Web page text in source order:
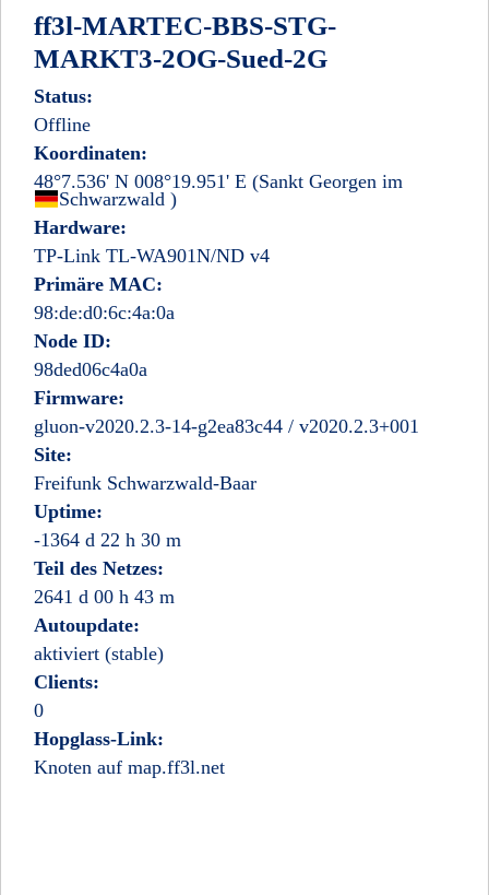
ff3l-MARTEC-BBS-STG-
MARKT3-2OG-Sued-2G
Status:
Offline
Koordinaten:
48°7.536' N 008°19.951' E (Sankt Georgen im
Schwarzwald
Deutschland
)
Hardware:
TP-Link TL-WA901N/ND v4
Primäre MAC:
98:de:d0:6c:4a:0a
Node ID:
98ded06c4a0a
Firmware:
gluon-v2020.2.3-14-g2ea83c44 / v2020.2.3+001
Site:
Freifunk Schwarzwald-Baar
Uptime:
-1364 d 22 h 30 m
Teil des Netzes:
2641 d 00 h 43 m
Autoupdate:
aktiviert (stable)
Clients:
0
Hopglass-Link:
Knoten auf map.ff3l.net